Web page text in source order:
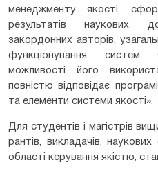
менеджменту якості,
результатів наукових
закордонних авторів,
функціонування систем
можливості його
повністю відповідає
та елементи системи якості».
Для студентів і магістрів
рантів, викладачів, наукових
області керування якістю,